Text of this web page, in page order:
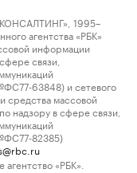
1995–
агентства «РБК»
информации
связи,
63848) и сетевого
средства массовой
надзору в сфере связи,
82385)
«РБК».